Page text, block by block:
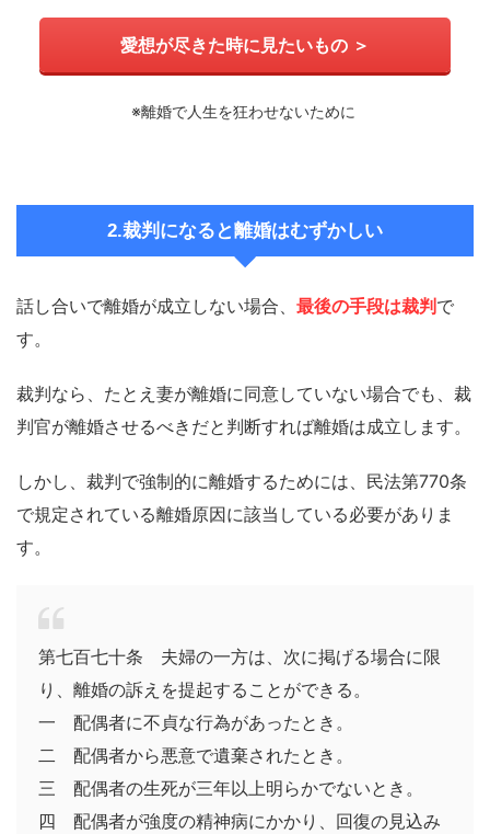
愛想が尽きた時に見たいもの ＞
※離婚で人生を狂わせないために
2.裁判になると離婚はむずかしい
話し合いで離婚が成立しない場合、 最後の手段は裁判 で
す。
裁判なら、たとえ妻が離婚に同意していない場合でも、裁
判官が離婚させるべきだと判断すれば離婚は成立します。
しかし、裁判で強制的に離婚するためには、民法第770条
で規定されている離婚原因に該当している必要がありま
す。
第七百七十条 夫婦の一方は、次に掲げる場合に限
り、離婚の訴えを提起することができる。
一 配偶者に不貞な行為があったとき。
二 配偶者から悪意で遺棄されたとき。
三 配偶者の生死が三年以上明らかでないとき。
四 配偶者が強度の精神病にかかり、回復の見込み